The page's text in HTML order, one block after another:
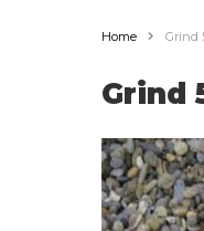
Home Grind
Grind